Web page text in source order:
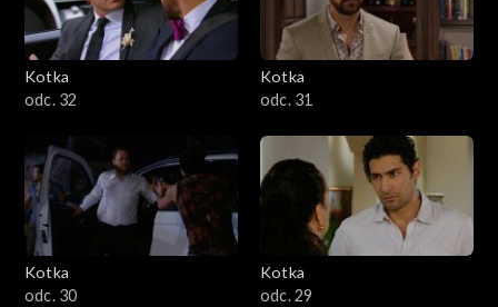
Kotka
odc. 32
Kotka
odc. 31
Kotka
odc. 30
Kotka
odc. 29